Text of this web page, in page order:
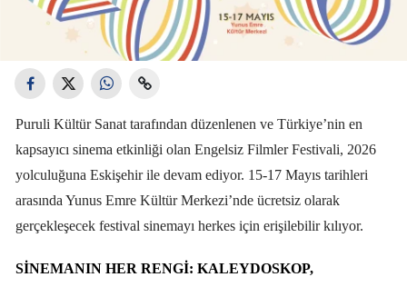
Puruli Kültür Sanat tarafından düzenlenen ve Türkiye’nin en
kapsayıcı sinema etkinliği olan Engelsiz Filmler Festivali, 2026
yolculuğuna Eskişehir ile devam ediyor. 15-17 Mayıs tarihleri
arasında Yunus Emre Kültür Merkezi’nde ücretsiz olarak
gerçekleşecek festival sinemayı herkes için erişilebilir kılıyor.
SINEMANIN HER RENGI: KALEYDOSKOP,